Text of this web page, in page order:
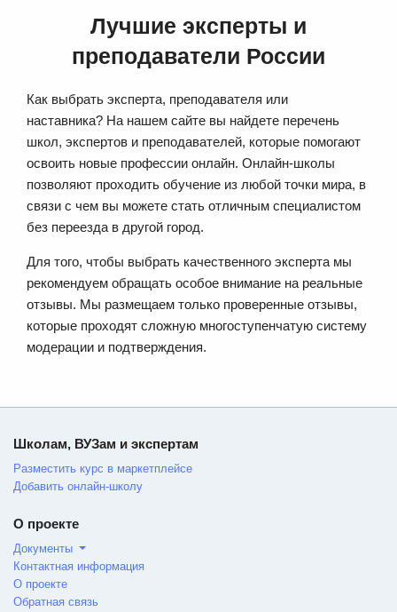
Лучшие эксперты и
преподаватели России
Как выбрать эксперта, преподавателя или
наставника? На нашем сайте вы найдете перечень
школ, экспертов и преподавателей, которые помогают
освоить новые профессии онлайн. Онлайн-школы
позволяют проходить обучение из любой точки мира, в
связи с чем вы можете стать отличным специалистом
без переезда в другой город.
Для того, чтобы выбрать качественного эксперта мы
рекомендуем обращать особое внимание на реальные
отзывы. Мы размещаем только проверенные отзывы,
которые проходят сложную многоступенчатую систему
модерации и подтверждения.
Школам, ВУЗам и экспертам
Разместить курс в маркетплейсе
Добавить онлайн-школу
О проекте
Документы
Контактная информация
О проекте
Обратная связь